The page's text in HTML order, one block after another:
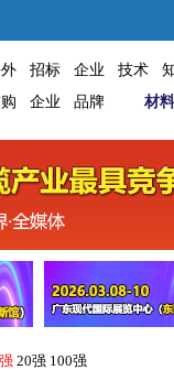
招标 企业 技术
企业 品牌 材料
20强 100强